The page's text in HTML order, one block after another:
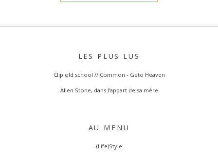
LES PLUS LUS
Clip old school // Common - Geto Heaven
Allen Stone, dans l'appart de sa mère
AU MENU
(Life)Style